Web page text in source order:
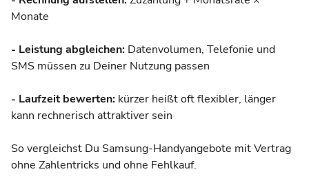
Monate
- Leistung abgleichen: Datenvolumen, Telefonie und
SMS müssen zu Deiner Nutzung passen
- Laufzeit bewerten: kürzer heißt oft flexibler, länger
kann rechnerisch attraktiver sein
So vergleichst Du Samsung-Handyangebote mit Vertrag
ohne Zahlentricks und ohne Fehlkauf.